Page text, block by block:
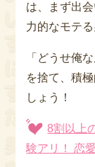
は、まず出
力的なモテ
「どうせ俺
を捨て、積
しょう！
8割以上
験アリ！ 恋